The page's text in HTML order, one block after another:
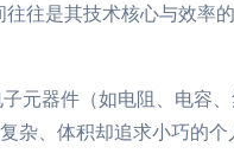
往是其技术核心与效率
元器件（如电阻、电容
杂、体积却追求小巧的